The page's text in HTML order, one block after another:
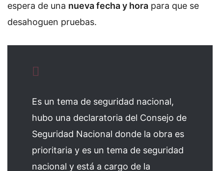
espera de una nueva fecha y hora para que se
desahoguen pruebas.
Es un tema de seguridad nacional,
hubo una declaratoria del Consejo de
Seguridad Nacional donde la obra es
prioritaria y es un tema de seguridad
nacional y está a cargo de la